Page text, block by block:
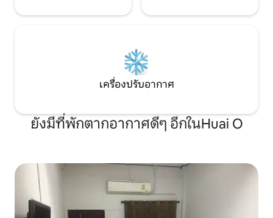
เครื่องปรับอากาศ
ยังมีที่พักตากอากาศดีๆ อีกในHuai O